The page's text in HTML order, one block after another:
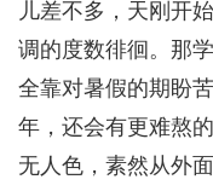
儿差不多，天刚开
调的度数徘徊。那
全靠对暑假的期盼
年，还会有更难熬
无人色，素然从外